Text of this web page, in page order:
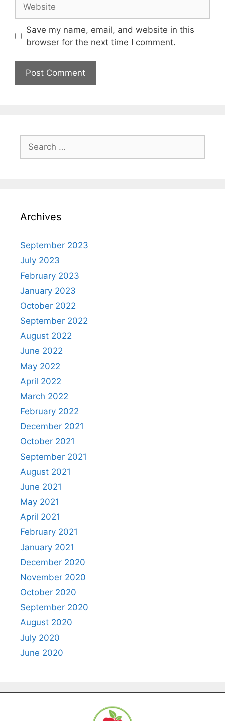
Save my name, email, and website in this
browser for the next time I comment.
Archives
September 2023
July 2023
February 2023
January 2023
October 2022
September 2022
August 2022
June 2022
May 2022
April 2022
March 2022
February 2022
December 2021
October 2021
September 2021
August 2021
June 2021
May 2021
April 2021
February 2021
January 2021
December 2020
November 2020
October 2020
September 2020
August 2020
July 2020
June 2020